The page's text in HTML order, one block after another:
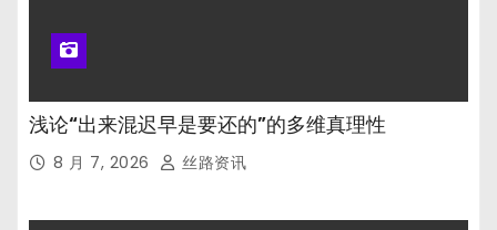
浅论“出来混迟早是要还的”的多维真理性
8 月 7, 2026 丝路资讯